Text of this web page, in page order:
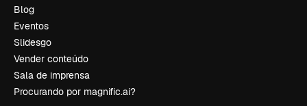
Blog
Eventos
Slidesgo
Vender conteúdo
Sala de imprensa
Procurando por magnific.ai?